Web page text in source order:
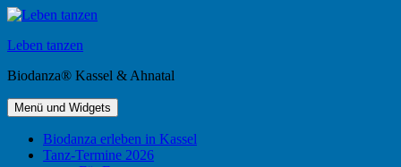
Zum
springen
Leben tanzen
Biodanza® Kassel & Ahnatal
Menü und Widgets
Biodanza erleben in Kassel
Tanz-Termine 2026